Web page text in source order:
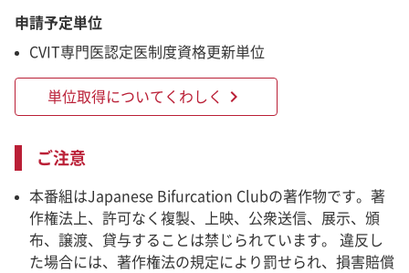
申請予定単位
CVIT専門医認定医制度資格更新単位
単位取得についてくわしく chevron_right
ご注意
本番組はJapanese Bifurcation Clubの著作物です。著
作権法上、許可なく複製、上映、公衆送信、展示、頒
布、譲渡、貸与することは禁じられています。 違反し
た場合には、著作権法の規定により罰せられ、損害賠償